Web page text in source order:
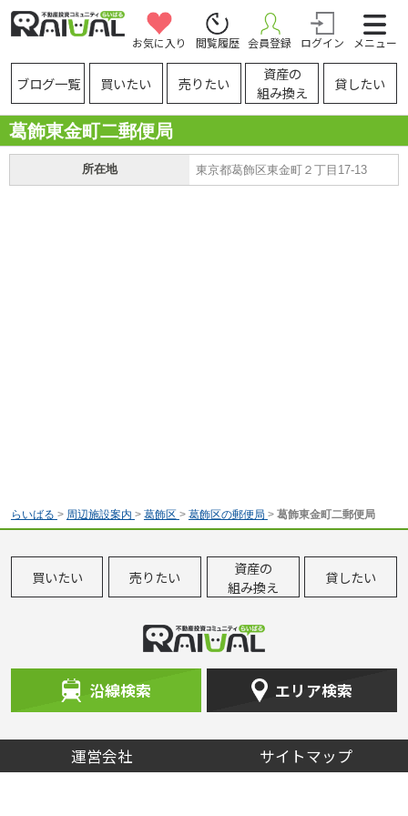
お気に入り 閲覧履歴 会員登録 ログイン メニュー
ブログ一覧 買いたい 売りたい
資産の
組み換え
貸したい
葛飾東金町二郵便局
所在地 東京都葛飾区東金町２丁目17-13
らいばる > 周辺施設案内 > 葛飾区 > 葛飾区の郵便局 > 葛飾東金町二郵便局
買いたい 売りたい
資産の
組み換え
貸したい
沿線検索 エリア検索
運営会社 サイトマップ